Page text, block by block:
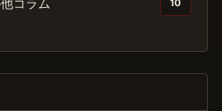
コラム 10